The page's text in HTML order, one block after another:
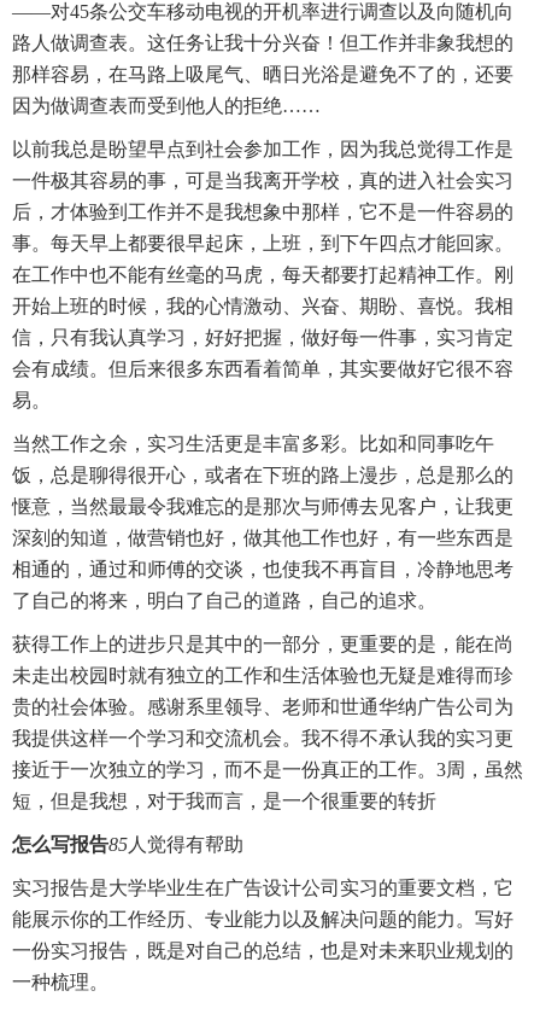
——对45条公交车移动电视的开机率进行调查以及向随机向
路人做调查表。这任务让我十分兴奋！但工作并非象我想的
那样容易，在马路上吸尾气、晒日光浴是避免不了的，还要
因为做调查表而受到他人的拒绝……
以前我总是盼望早点到社会参加工作，因为我总觉得工作是
一件极其容易的事，可是当我离开学校，真的进入社会实习
后，才体验到工作并不是我想象中那样，它不是一件容易的
事。每天早上都要很早起床，上班，到下午四点才能回家。
在工作中也不能有丝毫的马虎，每天都要打起精神工作。刚
开始上班的时候，我的心情激动、兴奋、期盼、喜悦。我相
信，只有我认真学习，好好把握，做好每一件事，实习肯定
会有成绩。但后来很多东西看着简单，其实要做好它很不容
易。
当然工作之余，实习生活更是丰富多彩。比如和同事吃午
饭，总是聊得很开心，或者在下班的路上漫步，总是那么的
惬意，当然最最令我难忘的是那次与师傅去见客户，让我更
深刻的知道，做营销也好，做其他工作也好，有一些东西是
相通的，通过和师傅的交谈，也使我不再盲目，冷静地思考
了自己的将来，明白了自己的道路，自己的追求。
获得工作上的进步只是其中的一部分，更重要的是，能在尚
未走出校园时就有独立的工作和生活体验也无疑是难得而珍
贵的社会体验。感谢系里领导、老师和世通华纳广告公司为
我提供这样一个学习和交流机会。我不得不承认我的实习更
接近于一次独立的学习，而不是一份真正的工作。3周，虽然
短，但是我想，对于我而言，是一个很重要的转折
怎么写报告85 人觉得有帮助
实习报告是大学毕业生在广告设计公司实习的重要文档，它
能展示你的工作经历、专业能力以及解决问题的能力。写好
一份实习报告，既是对自己的总结，也是对未来职业规划的
一种梳理。